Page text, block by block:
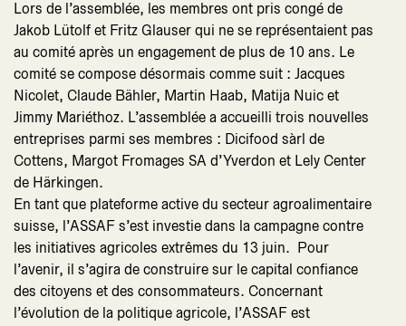
Lors de l’assemblée, les membres ont pris congé de
Jakob Lütolf et Fritz Glauser qui ne se représentaient pas
au comité après un engagement de plus de 10 ans. Le
comité se compose désormais comme suit : Jacques
Nicolet, Claude Bähler, Martin Haab, Matija Nuic et
Jimmy Mariéthoz. L’assemblée a accueilli trois nouvelles
entreprises parmi ses membres : Dicifood sàrl de
Cottens, Margot Fromages SA d’Yverdon et Lely Center
de Härkingen.
En tant que plateforme active du secteur agroalimentaire
suisse, l’ASSAF s’est investie dans la campagne contre
les initiatives agricoles extrêmes du 13 juin. Pour
l’avenir, il s’agira de construire sur le capital confiance
des citoyens et des consommateurs. Concernant
l’évolution de la politique agricole, l’ASSAF est